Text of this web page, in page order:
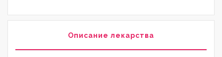
Описание лекарства